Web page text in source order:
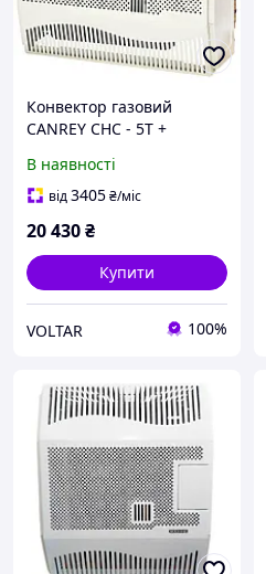
Конвектор газовий
CANREY CHC - 5T +
В наявності
від3405₴/міс
20 430₴
Купити
VOLTAR 100%